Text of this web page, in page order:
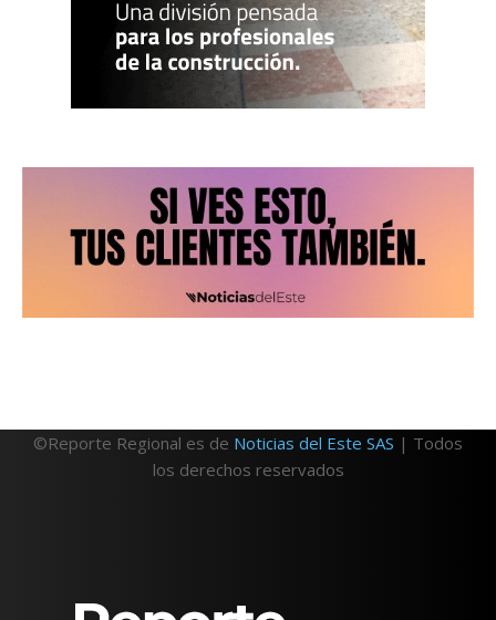
©Reporte Regional es de Noticias del Este SAS | Todos
los derechos reservados